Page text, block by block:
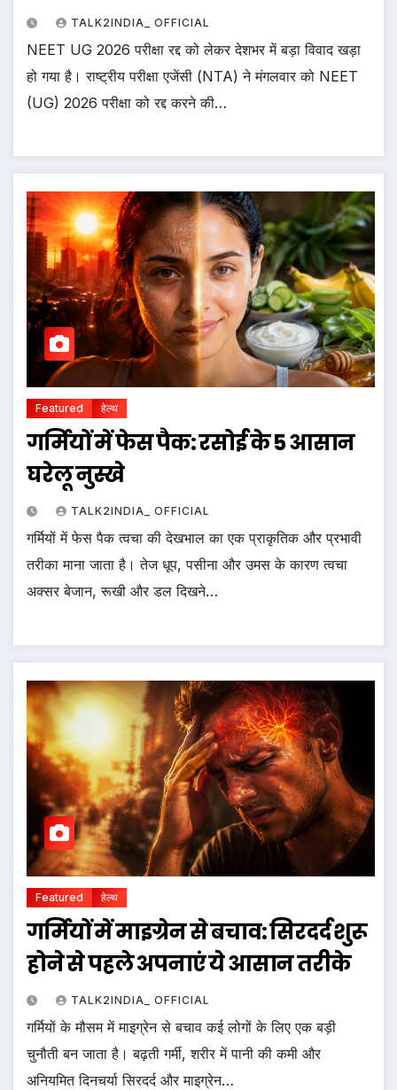
TALK2INDIA_ OFFICIAL
NEET UG 2026 परीक्षा रद्द को लेकर देशभर में बड़ा विवाद खड़ा
हो गया है। राष्ट्रीय परीक्षा एजेंसी (NTA) ने मंगलवार को NEET
(UG) 2026 परीक्षा को रद्द करने की…
Featured हेल्थ
गर्मियों में फेस पैक: रसोई के 5 आसान
घरेलू नुस्खे
TALK2INDIA_ OFFICIAL
गर्मियों में फेस पैक त्वचा की देखभाल का एक प्राकृतिक और प्रभावी
तरीका माना जाता है। तेज धूप, पसीना और उमस के कारण त्वचा
अक्सर बेजान, रूखी और डल दिखने…
Featured हेल्थ
गर्मियों में माइग्रेन से बचाव: सिरदर्द शुरू
होने से पहले अपनाएं ये आसान तरीके
TALK2INDIA_ OFFICIAL
गर्मियों के मौसम में माइग्रेन से बचाव कई लोगों के लिए एक बड़ी
चुनौती बन जाता है। बढ़ती गर्मी, शरीर में पानी की कमी और
अनियमित दिनचर्या सिरदर्द और माइग्रेन…